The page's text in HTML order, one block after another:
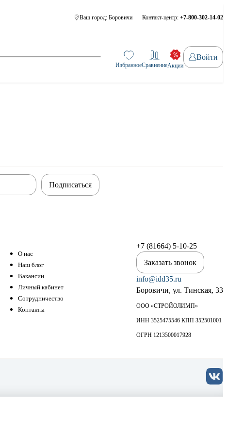
Ваш город: Боровичи Контакт-центр: +7-800-302-14-02
ИзбранноеСравнениеАкции
Войти
Подписаться
О нас
Наш блог
Вакансии
Личный кабинет
Сотрудничество
Контакты
+7 (81664) 5-10-25
Заказать звонок
info@idd35.ru
Боровичи, ул. Тинская, 33
ООО «СТРОЙОЛИМП»
ИНН 3525475546 КПП 352501001
ОГРН 1213500017928